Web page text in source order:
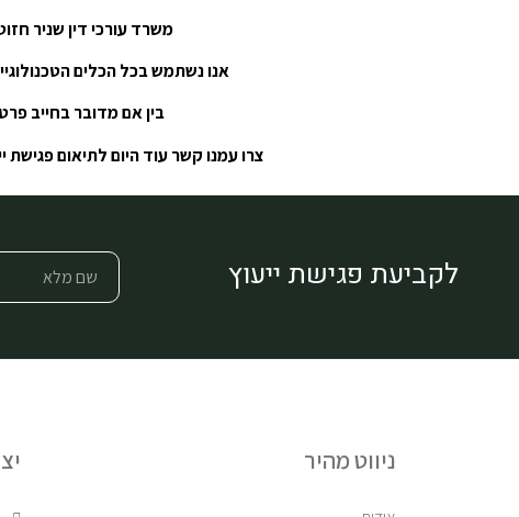
משרד עורכי דין שניר
אנו נשתמש בכל הכלים
בין אם מדובר בחייב
צרו עמנו קשר עוד היום לתיאום פגישת
לקביעת פגישת ייעוץ
ניווט מהיר